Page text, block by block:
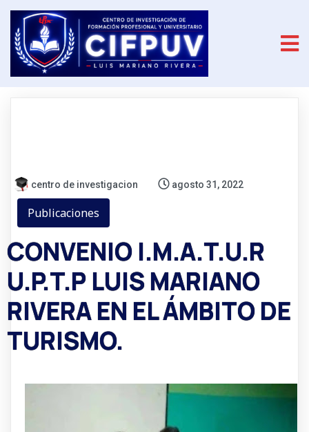
centro de investigacion agosto 31, 2022
Publicaciones
CONVENIO I.M.A.T.U.R
U.P.T.P LUIS MARIANO
RIVERA EN EL ÁMBITO DE
TURISMO.